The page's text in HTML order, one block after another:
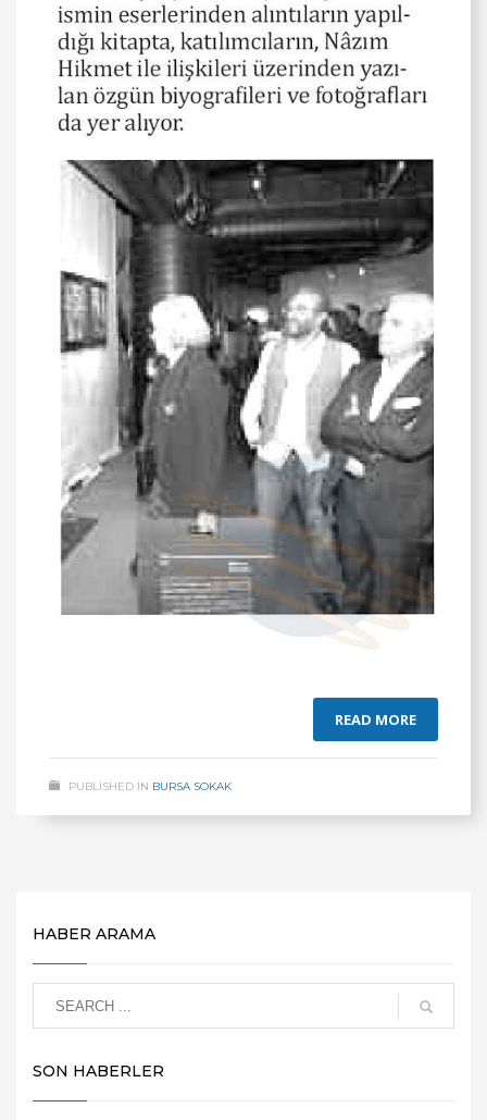
READ MORE
PUBLISHED IN BURSA SOKAK
HABER ARAMA
SON HABERLER